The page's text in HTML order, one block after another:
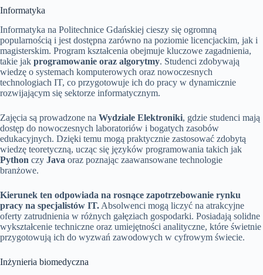
Informatyka
Informatyka na Politechnice Gdańskiej cieszy się ogromną
popularnością i jest dostępna zarówno na poziomie licencjackim, jak i
magisterskim. Program kształcenia obejmuje kluczowe zagadnienia,
takie jak programowanie oraz algorytmy. Studenci zdobywają
wiedzę o systemach komputerowych oraz nowoczesnych
technologiach IT, co przygotowuje ich do pracy w dynamicznie
rozwijającym się sektorze informatycznym.
Zajęcia są prowadzone na Wydziale Elektroniki, gdzie studenci mają
dostęp do nowoczesnych laboratoriów i bogatych zasobów
edukacyjnych. Dzięki temu mogą praktycznie zastosować zdobytą
wiedzę teoretyczną, ucząc się języków programowania takich jak
Python czy Java oraz poznając zaawansowane technologie
branżowe.
Kierunek ten odpowiada na rosnące zapotrzebowanie rynku
pracy na specjalistów IT. Absolwenci mogą liczyć na atrakcyjne
oferty zatrudnienia w różnych gałęziach gospodarki. Posiadają solidne
wykształcenie techniczne oraz umiejętności analityczne, które świetnie
przygotowują ich do wyzwań zawodowych w cyfrowym świecie.
Inżynieria biomedyczna